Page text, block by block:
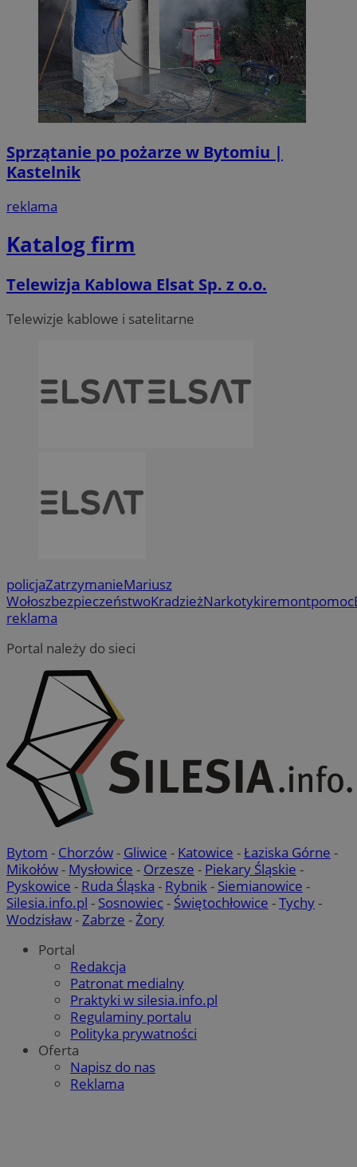
Sprzątanie po pożarze w Bytomiu |
Kastelnik
reklama
Katalog firm
Telewizja Kablowa Elsat Sp. z o.o.
Telewizje kablowe i satelitarne
policjaZatrzymanieMariusz
WołoszbezpieczeństwoKradzieżNarkotykiremontpomoc
reklama
Portal należy do sieci
Bytom - Chorzów- Gliwice - Katowice -Łaziska Górne -
Mikołów- Mysłowice - Orzesze - Piekary Śląskie -
Pyskowice - Ruda Śląska - Rybnik- Siemianowice -
Silesia.info.pl - Sosnowiec- Świętochłowice -Tychy-
Wodzisław-Zabrze -Żory
Portal
Redakcja
Patronat medialny
Praktyki w silesia.info.pl
Regulaminy portalu
Polityka prywatności
Oferta
Napisz do nas
Reklama